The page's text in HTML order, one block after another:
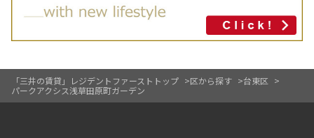
「三井の賃貸」レジデントファーストトップ 区から探す
台東区
パークアクシス浅草田原町ガーデン